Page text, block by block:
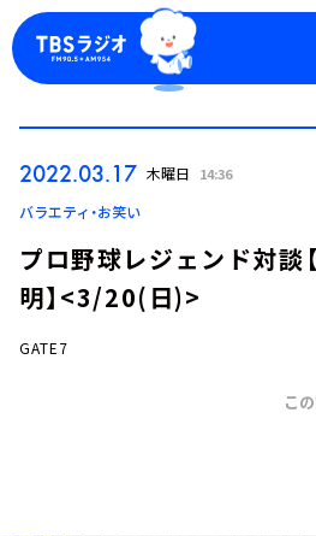
ログイン
2022.03.17 木曜日 14:36
バラエティ・お笑い
プロ野球レジェンド対談
明】<3/20(日)>
GATE7
こ